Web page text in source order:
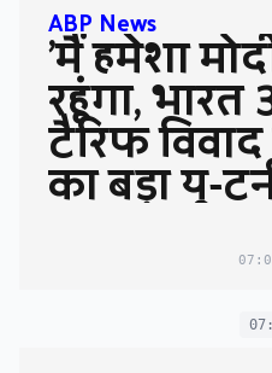
ABP News
'मैं हमेशा
रहूंगा, भारत
टैरिफ
का बड़ा यू-